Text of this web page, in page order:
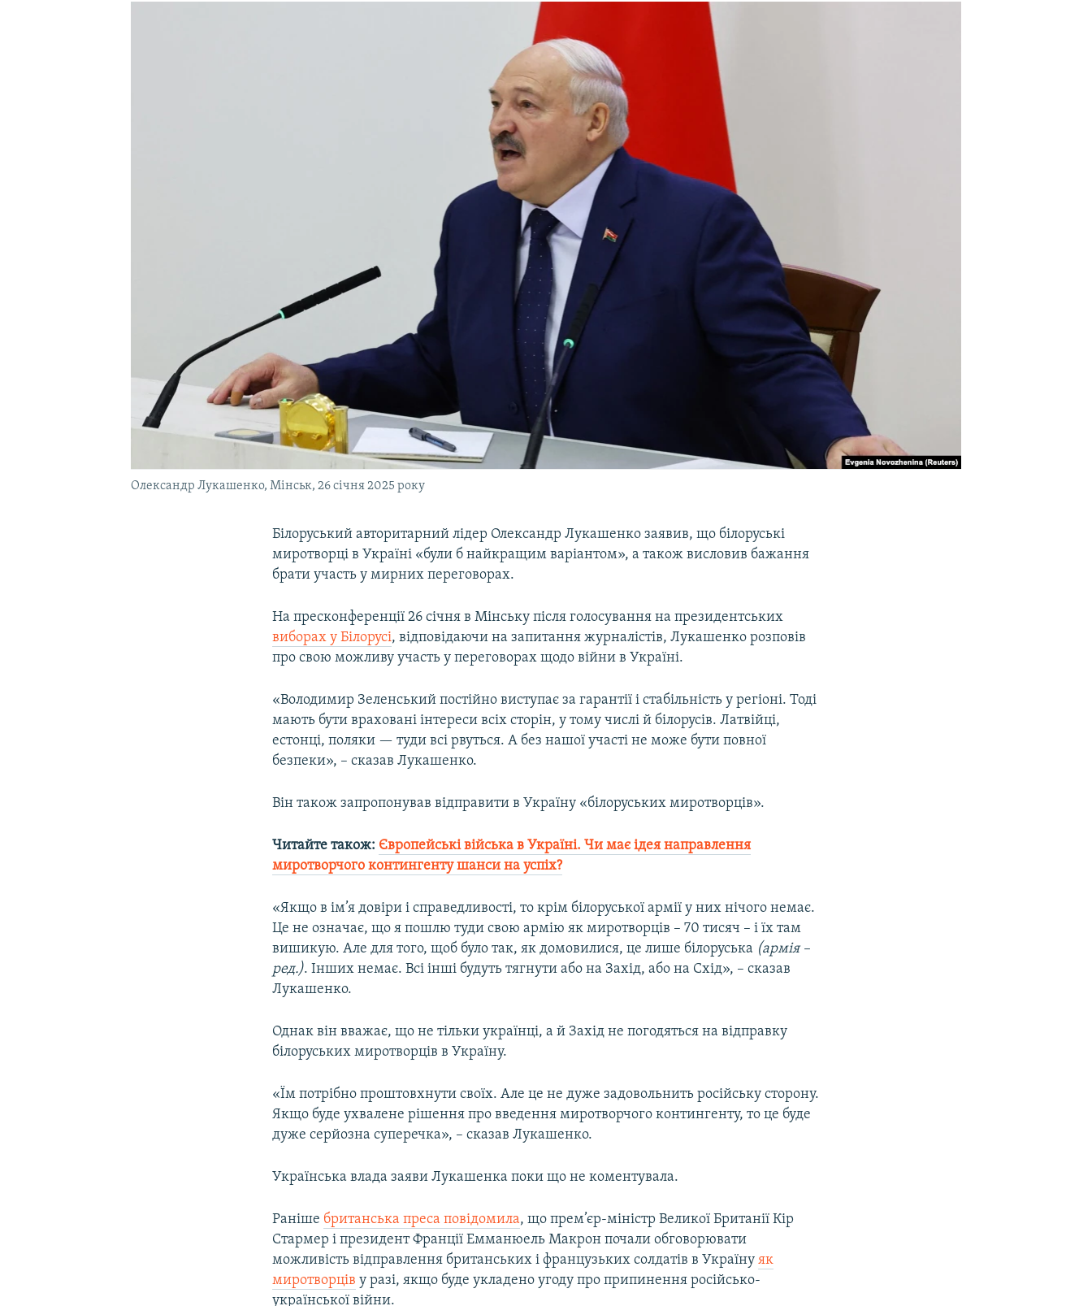
Олександр Лукашенко, Мінськ, 26 січня 2025 року
Білоруський авторитарний лідер Олександр Лукашенко заявив, що білоруські
миротворці в Україні «були б найкращим варіантом», а також висловив бажання
брати участь у мирних переговорах.
На пресконференції 26 січня в Мінську після голосування на президентських
виборах у Білорусі, відповідаючи на запитання журналістів, Лукашенко розповів
про свою можливу участь у переговорах щодо війни в Україні.
«Володимир Зеленський постійно виступає за гарантії і стабільність у регіоні. Тоді
мають бути враховані інтереси всіх сторін, у тому числі й білорусів. Латвійці,
естонці, поляки — туди всі рвуться. А без нашої участі не може бути повної
безпеки», – сказав Лукашенко.
Він також запропонував відправити в Україну «білоруських миротворців».
Читайте також: Європейські війська в Україні. Чи має ідея направлення
миротворчого контингенту шанси на успіх?
«Якщо в ім’я довіри і справедливості, то крім білоруської армії у них нічого немає.
Це не означає, що я пошлю туди свою армію як миротворців – 70 тисяч – і їх там
вишикую. Але для того, щоб було так, як домовилися, це лише білоруська (армія –
ред.). Інших немає. Всі інші будуть тягнути або на Захід, або на Схід», – сказав
Лукашенко.
Однак він вважає, що не тільки українці, а й Захід не погодяться на відправку
білоруських миротворців в Україну.
«Їм потрібно проштовхнути своїх. Але це не дуже задовольнить російську сторону.
Якщо буде ухвалене рішення про введення миротворчого контингенту, то це буде
дуже серйозна суперечка», – сказав Лукашенко.
Українська влада заяви Лукашенка поки що не коментувала.
Раніше британська преса повідомила, що прем’єр-міністр Великої Британії Кір
Стармер і президент Франції Емманюель Макрон почали обговорювати
можливість відправлення британських і французьких солдатів в Українуяк
миротворців у разі, якщо буде укладено угоду про припинення російсько-
української війни.